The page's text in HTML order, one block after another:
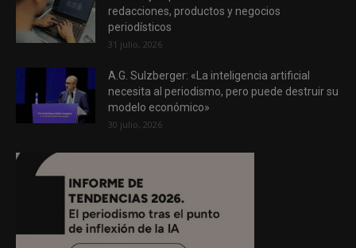
redacciones, productos y negocios
periodísticos
31 julio, 2026
A.G. Sulzberger: «La inteligencia artificial
necesita al periodismo, pero puede destruir su
modelo económico»
30 julio, 2026